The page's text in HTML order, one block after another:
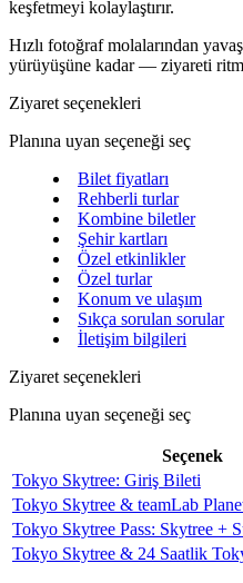
keşfetmeyi kolaylaştırır.
Hızlı fotoğraf molalarından
yürüyüşüne kadar — ziyareti
Ziyaret seçenekleri
Planına uyan seçeneği seç
Bilet fiyatları
Rehberli turlar
Kombine biletler
Şehir kartları
Özel etkinlikler
Özel turlar
Konum ve ulaşım
Sıkça sorulan sorular
İletişim bilgileri
Ziyaret seçenekleri
Planına uyan seçeneği seç
Seçenek
Tokyo Skytree: Giriş Bileti
Tokyo Skytree & teamLab
Tokyo Skytree Pass: Skytree +
Tokyo Skytree & 24 Saatlik